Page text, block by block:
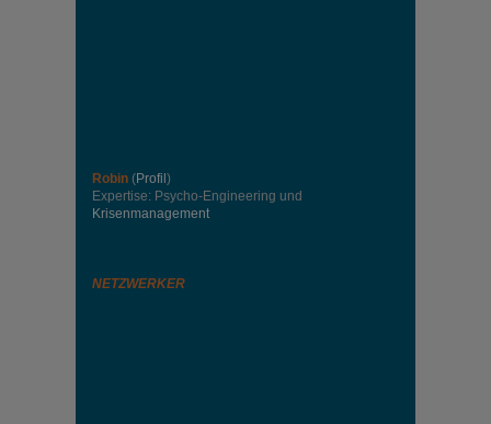
Robin (Profil )
Expertise: Psycho-Engineering und
Krisenmanagement
NETZWERKER